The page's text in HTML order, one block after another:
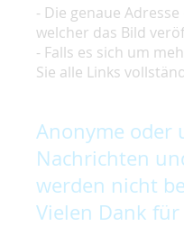
- Die genaue
welcher das Bild
- Falls es sich um
Sie alle Links
Anonyme oder
Nachrichten
werden nicht
Vielen Dank